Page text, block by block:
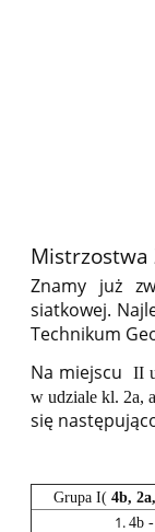
Mistrzostwa
Znamy już
siatkowej.
Technikum
Na miejscu
II
w udziale kl. 2a,
się
Grupa I( 4b,